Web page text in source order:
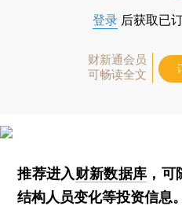
登录 后获取已
财新通会员
可畅读全文
推荐进入财新数据库 ，
结构人员变化等投资信息。